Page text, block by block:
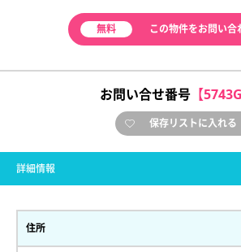
無料 この物件をお問い合
お問い合せ番号 【
保存リストに入れる
詳細情報
住所